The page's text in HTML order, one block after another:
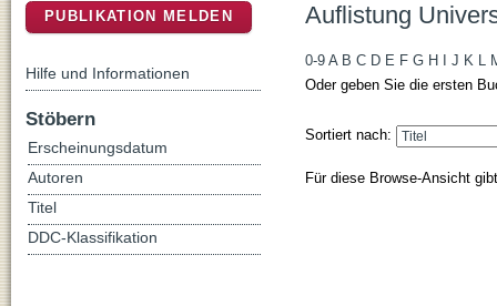
Auflistung
0-9 A B C D E F G H J K L
Oder geben Sie die ersten
Sortiert nach:
Für diese Browse-Ansicht
PUBLIKATION MELDEN
Hilfe und Informationen
Stöbern
Erscheinungsdatum
Autoren
Titel
DDC-Klassifikation